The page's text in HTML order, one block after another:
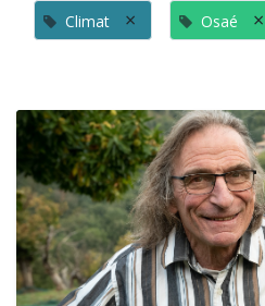
Climat × Osaé ×